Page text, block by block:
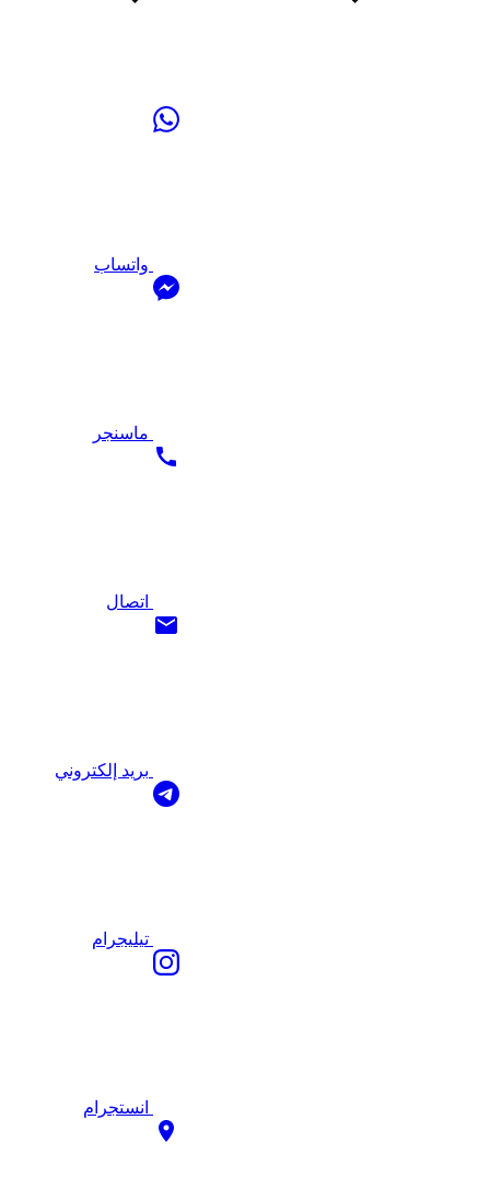
واتساب
ماسنجر
اتصال
بريد إلكتروني
تيليجرام
انستجرام